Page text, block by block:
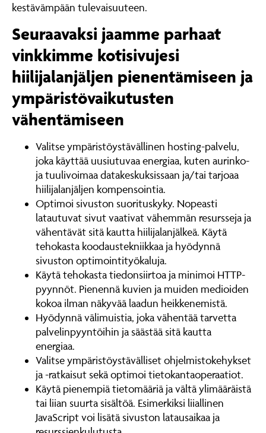
kestävämpään tulevaisuuteen.
Seuraavaksi jaamme parhaat
vinkkimme kotisivujesi
hiilijalanjäljen pienentämiseen ja
ympäristövaikutusten
vähentämiseen
Valitse ympäristöystävällinen hosting-palvelu,
joka käyttää uusiutuvaa energiaa, kuten aurinko-
ja tuulivoimaa datakeskuksissaan ja/tai tarjoaa
hiilijalanjäljen kompensointia.
Optimoi sivuston suorituskyky. Nopeasti
latautuvat sivut vaativat vähemmän resursseja ja
vähentävät sitä kautta hiilijalanjälkeä. Käytä
tehokasta koodaustekniikkaa ja hyödynnä
sivuston optimointityökaluja.
Käytä tehokasta tiedonsiirtoa ja minimoi HTTP-
pyynnöt. Pienennä kuvien ja muiden medioiden
kokoa ilman näkyvää laadun heikkenemistä.
Hyödynnä välimuistia, joka vähentää tarvetta
palvelinpyyntöihin ja säästää sitä kautta
energiaa.
Valitse ympäristöystävälliset ohjelmistokehykset
ja -ratkaisut sekä optimoi tietokantaoperaatiot.
Käytä pienempiä tietomääriä ja vältä ylimääräistä
tai liian suurta sisältöä. Esimerkiksi liiallinen
JavaScript voi lisätä sivuston latausaikaa ja